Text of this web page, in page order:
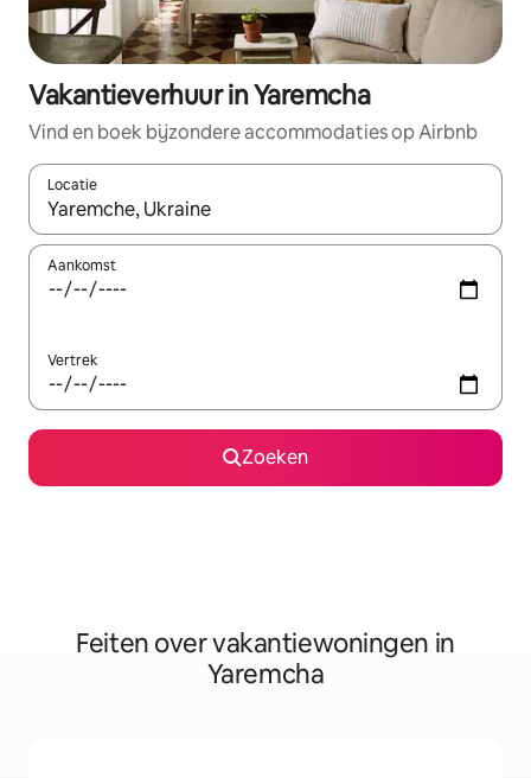
Vakantieverhuur in Yaremcha
Vind en boek bijzondere accommodaties op Airbnb
Locatie
Wanneer er suggesties beschikbaar zijn, maak je een keuze
Aankomst
Vertrek
Zoeken
Feiten over vakantiewoningen in
Yaremcha